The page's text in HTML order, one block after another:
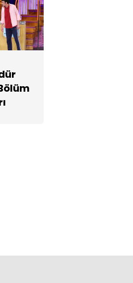
Güldür